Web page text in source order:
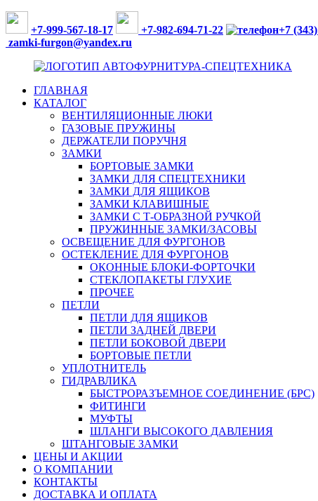
Перейти
содержимому
+7-999-567-18-17 +7-982-694-71-22 +7 (343)
zamki-furgon@yandex.ru
ФУРНИТУРА
ФУРГОНОВ,
АВТОБУСОВ
СПЕЦТЕХНИКИ
ГЛАВНАЯ
КАТАЛОГ
ВЕНТИЛЯЦИОННЫЕ ЛЮКИ
ГАЗОВЫЕ ПРУЖИНЫ
ДЕРЖАТЕЛИ ПОРУЧНЯ
ЗАМКИ
БОРТОВЫЕ ЗАМКИ
ЗАМКИ ДЛЯ СПЕЦТЕХНИКИ
ЗАМКИ ДЛЯ ЯЩИКОВ
ЗАМКИ КЛАВИШНЫЕ
ЗАМКИ С Т-ОБРАЗНОЙ РУЧКОЙ
ПРУЖИННЫЕ ЗАМКИ/ЗАСОВЫ
ОСВЕЩЕНИЕ ДЛЯ ФУРГОНОВ
ОСТЕКЛЕНИЕ ДЛЯ ФУРГОНОВ
ОКОННЫЕ БЛОКИ-ФОРТОЧКИ
СТЕКЛОПАКЕТЫ ГЛУХИЕ
ПРОЧЕЕ
ПЕТЛИ
ПЕТЛИ ДЛЯ ЯЩИКОВ
ПЕТЛИ ЗАДНЕЙ ДВЕРИ
ПЕТЛИ БОКОВОЙ ДВЕРИ
БОРТОВЫЕ ПЕТЛИ
УПЛОТНИТЕЛЬ
ГИДРАВЛИКА
БЫСТРОРАЗЪЕМНОЕ СОЕДИНЕНИЕ (БРС)
ФИТИНГИ
МУФТЫ
ШЛАНГИ ВЫСОКОГО ДАВЛЕНИЯ
ШТАНГОВЫЕ ЗАМКИ
ЦЕНЫ И АКЦИИ
О КОМПАНИИ
КОНТАКТЫ
ДОСТАВКА И ОПЛАТА